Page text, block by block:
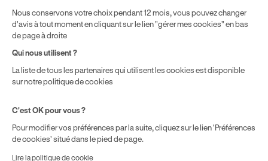
Nous conservons votre choix pendant 12 mois, vous pouvez changer
d'avis à tout moment en cliquant sur le lien "gérer mes cookies" en bas
de page à droite
Qui nous utilisent ?
La liste de tous les partenaires qui utilisent les cookies est disponible
sur notre politique de cookies
C'est OK pour vous ?
Pour modifier vos préférences par la suite, cliquez sur le lien 'Préférences
de cookies' situé dans le pied de page.
Lire la politique de cookie